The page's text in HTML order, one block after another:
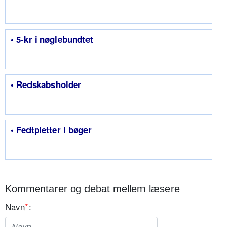
• 5-kr i nøglebundtet
• Redskabsholder
• Fedtpletter i bøger
Kommentarer og debat mellem læsere
Navn*: